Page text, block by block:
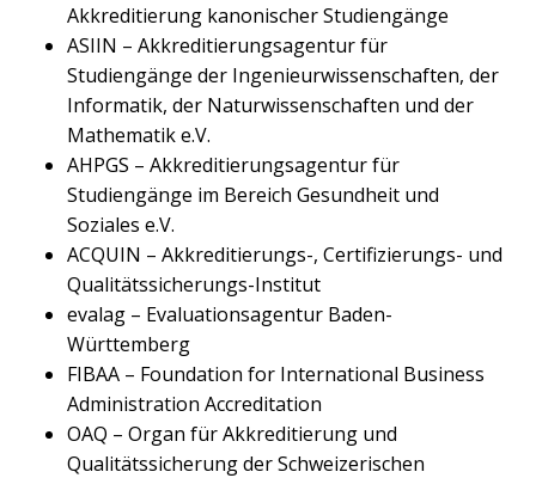
Akkreditierung kanonischer Studiengänge
ASIIN – Akkreditierungsagentur für
Studiengänge der Ingenieurwissenschaften, der
Informatik, der Naturwissenschaften und der
Mathematik e.V.
AHPGS – Akkreditierungsagentur für
Studiengänge im Bereich Gesundheit und
Soziales e.V.
ACQUIN – Akkreditierungs-, Certifizierungs- und
Qualitätssicherungs-Institut
evalag – Evaluationsagentur Baden-
Württemberg
FIBAA – Foundation for International Business
Administration Accreditation
OAQ – Organ für Akkreditierung und
Qualitätssicherung der Schweizerischen